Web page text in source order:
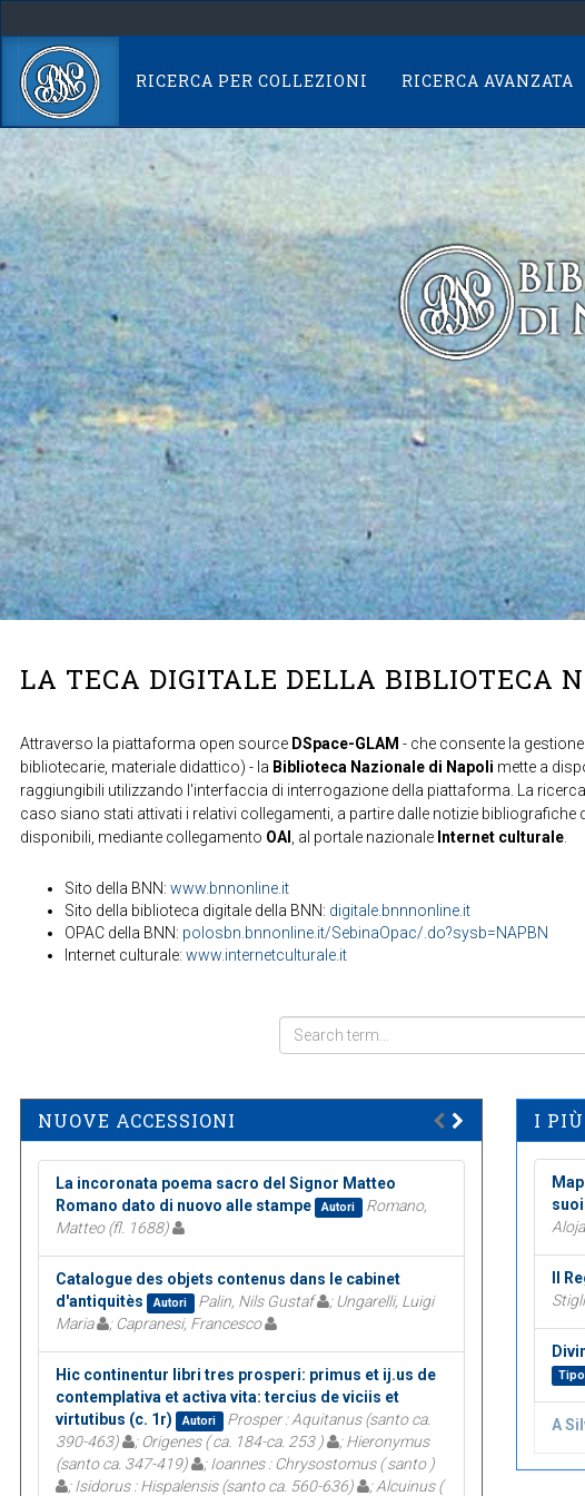
navigation
RICERCA PER COLLEZIONI RICERCA AVANZATA
LA TECA DIGITALE DELLA BIBLIOTECA
Attraverso la piattaforma open source DSpace-GLAM - che consente la
bibliotecarie, materiale didattico) - la Biblioteca Nazionale di Napoli mette a
raggiungibili utilizzando l'interfaccia di interrogazione della piattaforma. La
caso siano stati attivati i relativi collegamenti, a partire dalle notizie bibliografiche
disponibili, mediante collegamento OAI , al portale nazionale Internet culturale.
Sito della BNN: www.bnnonline.it
Sito della biblioteca digitale della BNN: digitale.bnnnonline.it
OPAC della BNN: polosbn.bnnonline.it/SebinaOpac/.do?sysb=NAPBN
Internet culturale: www.internetculturale.it
NUOVE ACCESSIONI
La incoronata poema sacro del Signor Matteo
Romano dato di nuovo alle stampe
Autori
Romano,
Matteo (fl. 1688)
Catalogue des objets contenus dans le cabinet
d'antiquitès
Autori Palin, Nils Gustaf
; Ungarelli, Luigi
Maria
; Capranesi, Francesco
Hic continentur libri tres prosperi: primus et ij.us de
contemplativa et activa vita: tercius de viciis et
virtutibus (c. 1r)
Autori
Prosper : Aquitanus (santo ca.
390-463)
; Origenes ( ca. 184-ca. 253 )
; Hieronymus
(santo ca. 347-419)
; Ioannes : Chrysostomus ( santo )
; Isidorus : Hispalensis (santo ca. 560-636)
; Alcuinus (
I
Il
Tipo
A